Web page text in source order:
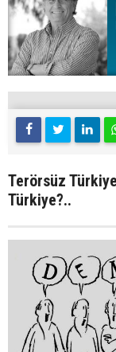
Terörsüz
Türkiye?..